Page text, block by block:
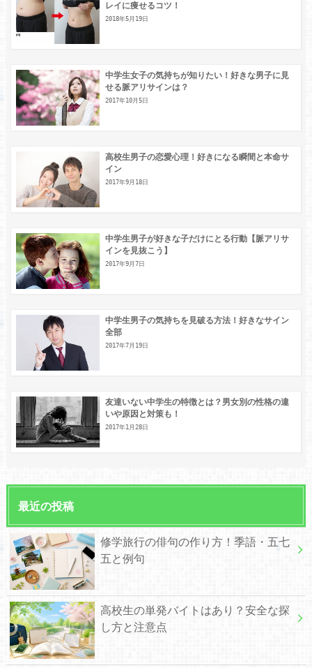
レイに痩せるコツ！
2018年5月19日
中学生女子の気持ちが知りたい！好きな男子に見
せる脈アリサインは？
2017年10月5日
高校生男子の恋愛心理！好きになる瞬間と本命サ
イン
2017年9月18日
中学生男子が好きな子だけにとる行動【脈アリサ
インを見抜こう】
2017年9月7日
中学生男子の気持ちを見破る方法！好きなサイン
全部
2017年7月19日
友達いない中学生の特徴とは？男女別の性格の違
いや原因と対策も！
2017年1月28日
最近の投稿
修学旅行の俳句の作り方！季語・五七
五と例句
高校生の単発バイトはあり？安全な探
し方と注意点